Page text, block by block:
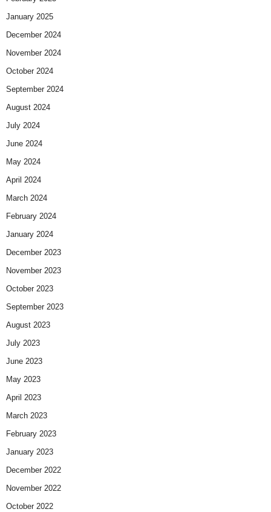
January 2025
December 2024
November 2024
October 2024
September 2024
August 2024
July 2024
June 2024
May 2024
April 2024
March 2024
February 2024
January 2024
December 2023
November 2023
October 2023
September 2023
August 2023
July 2023
June 2023
May 2023
April 2023
March 2023
February 2023
January 2023
December 2022
November 2022
October 2022